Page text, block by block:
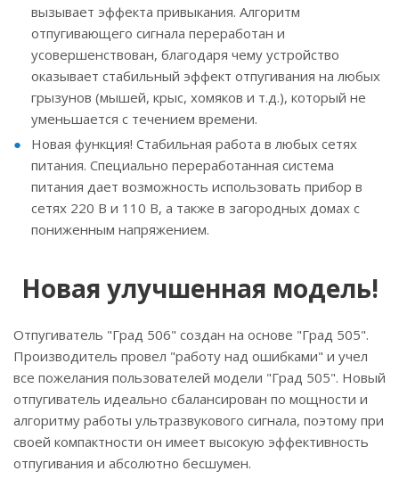
вызывает эффекта привыкания. Алгоритм
отпугивающего сигнала переработан и
усовершенствован, благодаря чему устройство
оказывает стабильный эффект отпугивания на любых
грызунов (мышей, крыс, хомяков и т.д.), который не
уменьшается с течением времени.
Новая функция! Стабильная работа в любых сетях
питания. Специально переработанная система
питания дает возможность использовать прибор в
сетях 220 В и 110 В, а также в загородных домах с
пониженным напряжением.
Новая улучшенная модель!
Отпугиватель "Град 506" создан на основе "Град 505".
Производитель провел "работу над ошибками" и учел
все пожелания пользователей модели "Град 505". Новый
отпугиватель идеально сбалансирован по мощности и
алгоритму работы ультразвукового сигнала, поэтому при
своей компактности он имеет высокую эффективность
отпугивания и абсолютно бесшумен.